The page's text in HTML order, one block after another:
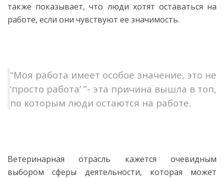
также показывает, что люди хотят оставаться на
работе, если они чувствуют ее значимость.
“Моя работа имеет особое значение, это не
‘просто работа’ ”- эта причина вышла в топ,
по которым люди остаются на работе.
Ветеринарная отрасль кажется очевидным
выбором сферы деятельности, которая может